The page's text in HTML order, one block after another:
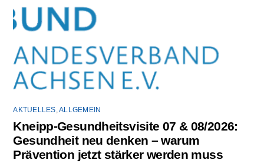
AKTUELLES,ALLGEMEIN
Kneipp-Gesundheitsvisite 07 & 08/2026:
Gesundheit neu denken – warum
Prävention jetzt stärker werden muss